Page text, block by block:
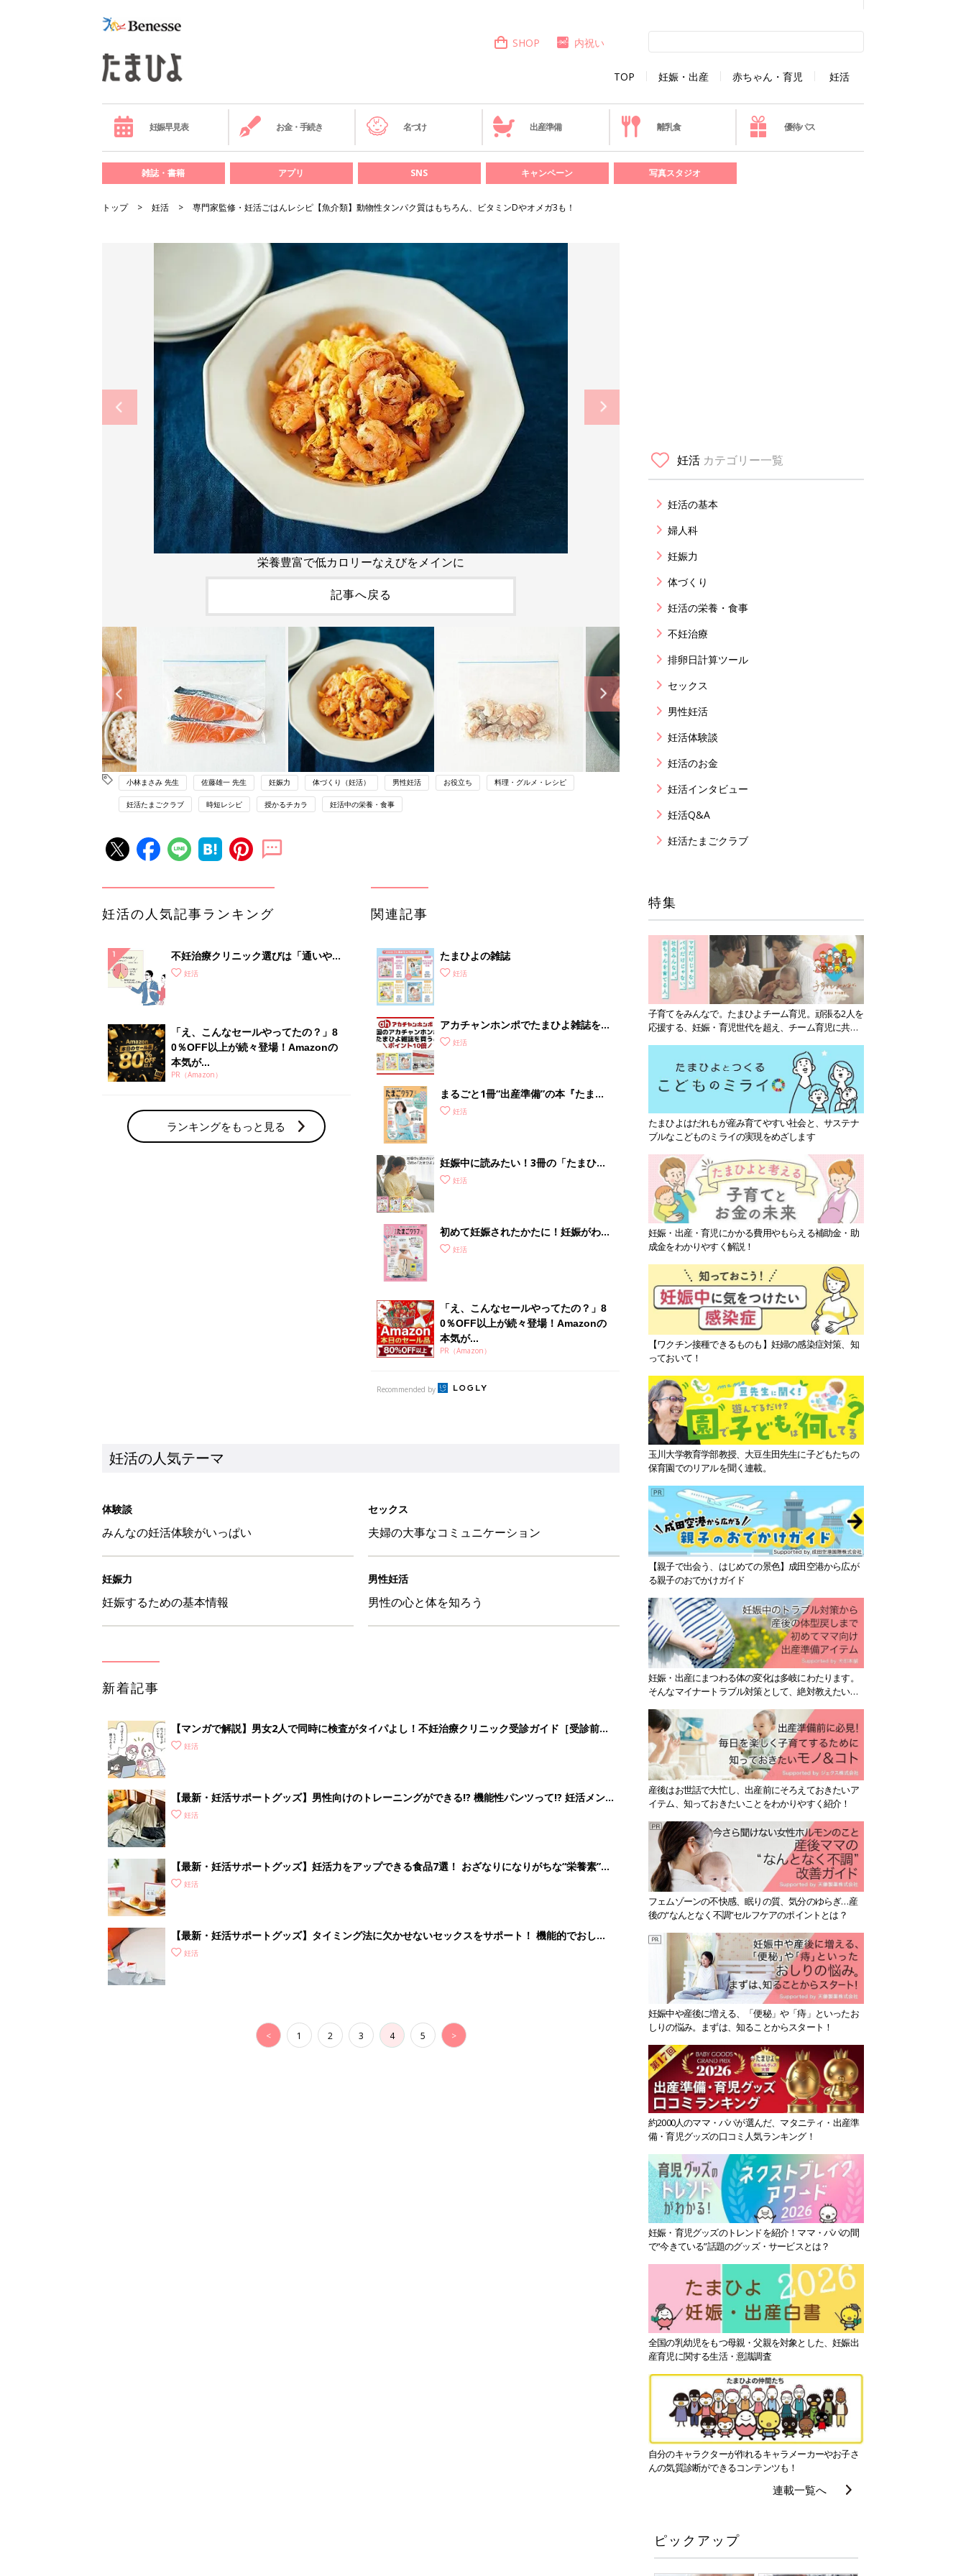
TOP 妊娠・出産 赤ちゃん・育児 妊活
SHOP 内祝い
妊娠早見表 お金・手続き 名づけ 出産準備 離乳食 優待パス
雑誌・書籍 アプリ SNS キャンペーン 写真スタジオ
トップ 妊活 専門家監修・妊活ごはんレシピ【魚介類】動物性タンパク質はもちろん、ビタミンDやオメガ3も！
栄養豊富で低カロリーなえびをメインに
記事へ戻る
小林まさみ 先生 佐藤雄一 先生 妊娠力 体づくり（妊活） 男性妊活 お役立ち 料理・グルメ・レシピ
妊活たまごクラブ 時短レシピ 授かるチカラ 妊活中の栄養・食事
妊活の人気記事ランキング
不妊治療クリニック選びは「通いやす
さ」が大切！選び方、重要3カ条っ
妊活
「え、こんなセールやってたの？」8
0％OFF以上が続々登場！Amazonの
本気が...
PR（Amazon）
ランキングをもっと見る
関連記事
たまひよの雑誌
妊活
アカチャンホンポでたまひよ雑誌を買
うとポイント10倍【期間限定】
妊活
まるごと1冊“出産準備”の本『たまご
クラブ 夏号』〈スペシャル大特集〉
妊活
妊娠中に読みたい！3冊の「たまひ
よ」妊活
初めて妊娠されたかたに！妊娠がわか
ったら最初に読む本『初めてのたまご
妊活
「え、こんなセールやってたの？」8
0％OFF以上が続々登場！Amazonの
本気が...
PR（Amazon）
Recommended by
妊活の人気テーマ
体験談
みんなの妊活体験がいっぱい
セックス
夫婦の大事なコミュニケーション
妊娠力
妊娠するための基本情報
男性妊活
男性の心と体を知ろう
新着記事
【マンガで解説】男女2人で同時に検査がタイパよし！不妊治療クリニック受診ガイド［受診前の
準備＆心得］
妊活
【最新・妊活サポートグッズ】男性向けのトレーニングができる!? 機能性パンツって!? 妊活メン
ズアイテムをご紹介
妊活
【最新・妊活サポートグッズ】妊活力をアップできる食品7選！ おざなりになりがちな“栄養素”を
補おう
妊活
【最新・妊活サポートグッズ】タイミング法に欠かせないセックスをサポート！ 機能的でおしゃ
れな“ラブグッズ”を紹介
妊活
< 1 2 3 4 5 >
妊活 カテゴリー一覧
妊活の基本
婦人科
妊娠力
体づくり
妊活の栄養・食事
不妊治療
排卵日計算ツール
セックス
男性妊活
妊活体験談
妊活のお金
妊活インタビュー
妊活Q&A
妊活たまごクラブ
特集
子育てをみんなで。たまひよチーム育児。頑張る2人を
応援する、妊娠・育児世代を超え、チーム育児に共感
たまひよはだれもが産み育てやすい社会と、サステナ
ブルなこどものミライの実現をめざします
妊娠・出産・育児にかかる費用やもらえる補助金・助
成金をわかりやすく解説！
【ワクチン接種できるものも】妊婦の感染症対策、知
っておいて！
玉川大学教育学部教授、大豆生田先生に子どもたちの
保育園でのリアルを聞く連載。
【親子で出会う、はじめての景色】成田空港から広が
る親子のおでかけガイド
妊娠・出産にまつわる体の変化は多岐にわたります。
そんなマイナートラブル対策として、絶対教えたい！
産後はお世話で大忙し、出産前にそろえておきたいア
イテム、知っておきたいことをわかりやすく紹介！
フェムゾーンの不快感、眠りの質、気分のゆらぎ…産
後の“なんとなく不調”セルフケアのポイントとは？
妊娠中や産後に増える、「便秘」や「痔」といったお
しりの悩み。まずは、知ることからスタート！
約2000人のママ・パパが選んだ、マタニティ・出産準
備・育児グッズの口コミ人気ランキング！
妊娠・育児グッズのトレンドを紹介！ママ・パパの間
で“今きている”話題のグッズ・サービスとは？
全国の乳幼児をもつ母親・父親を対象とした、妊娠出
産育児に関する生活・意識調査
自分のキャラクターが作れるキャラメーカーやお子さ
んの気質診断ができるコンテンツも！
連載一覧へ
ピックアップ